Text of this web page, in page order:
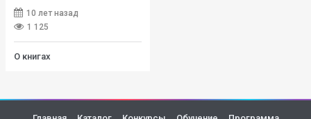
10 лет назад
1 125
О книгах